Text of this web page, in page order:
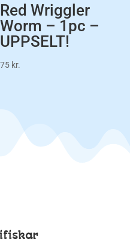
Red Wriggler
Worm – 1pc –
UPPSELT!
75 kr.